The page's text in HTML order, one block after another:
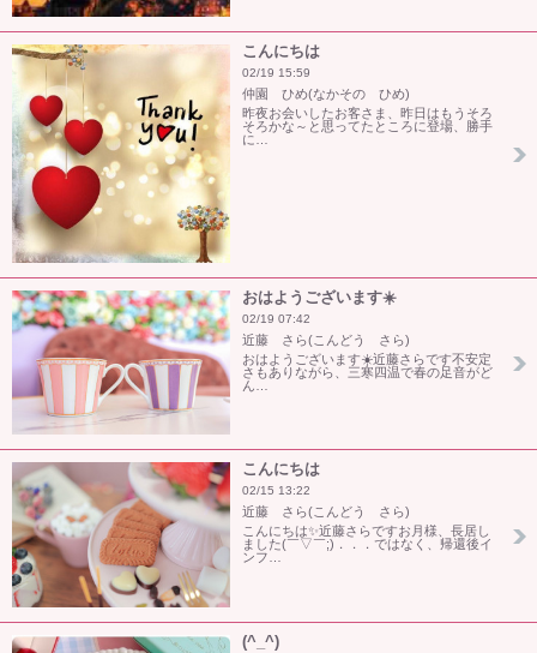
こんにちは
02/19 15:59
仲園 ひめ(なかその ひめ)
昨夜お会いしたお客さま、昨日はもうそろ
そろかな～と思ってたところに登場、勝手
に…
おはようございます☀️
02/19 07:42
近藤 さら(こんどう さら)
おはようございます☀️近藤さらです不安定
さもありながら、三寒四温で春の足音がど
ん…
こんにちは
02/15 13:22
近藤 さら(こんどう さら)
こんにちは✨近藤さらですお月様、長居し
ました(￣▽￣;)．．．ではなく、帰還後イ
ンフ…
(^_^)